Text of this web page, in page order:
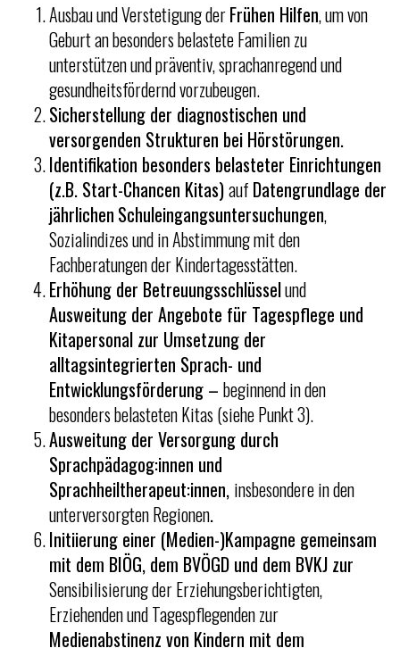
Ausbau und Verstetigung derFrühen Hilfen, um von
Geburt an besonders belastete Familien zu
unterstützen und präventiv, sprachanregend und
gesundheitsfördernd vorzubeugen.
Sicherstellung der diagnostischen und
versorgenden Strukturen bei Hörstörungen.
Identifikation besonders belasteter Einrichtungen
(z.B. Start-Chancen Kitas)auf Datengrundlage der
jährlichen Schuleingangsuntersuchungen,
Sozialindizes und in Abstimmung mit den
Fachberatungen der Kindertagesstätten.
Erhöhung der Betreuungsschlüsselund
Ausweitung der Angebote für Tagespflege und
Kitapersonal zur Umsetzung der
alltagsintegrierten Sprach- und
Entwicklungsförderung – beginnend in den
besonders belasteten Kitas (siehe Punkt 3).
Ausweitung der Versorgung durch
Sprachpädagog:innen und
Sprachheiltherapeut:innen, insbesondere in den
unterversorgten Regionen.
Initiierung einer (Medien-)Kampagne gemeinsam
mit dem BIÖG, dem BVÖGD und dem BVKJ zur
Sensibilisierung der Erziehungsberichtigten,
Erziehenden und Tagespflegenden zur
Medienabstinenz von Kindern mit dem